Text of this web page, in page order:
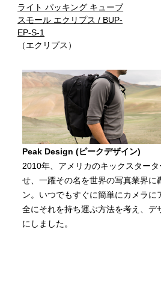
ライト パッキング キューブ
スモール エクリプス / BUP-
EP-S-1
（エクリプス）
Peak Design (ピークデザイン)
2010年、アメリカのキックスター
せ、一躍その名を世界の写真業界に
ン。いつでもすぐに簡単にカメラに
全にそれを持ち運ぶ方法を考え、デ
にしました。